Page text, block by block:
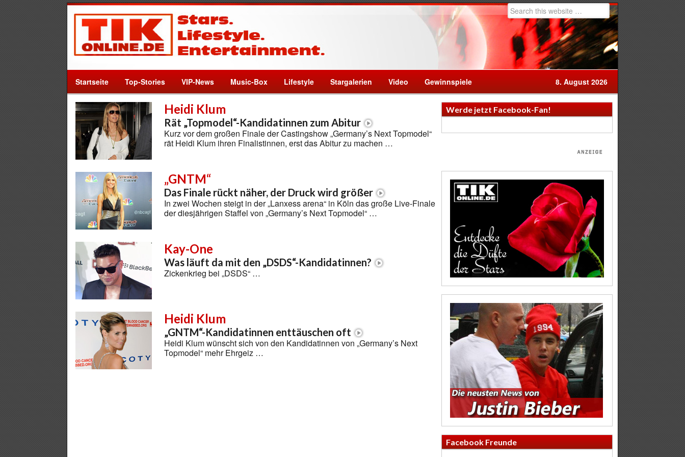
Startseite Top-Stories VIP-News Music-Box Lifestyle Stargalerien Video Gewinnspiele 8. August 2026
Heidi Klum
Rät „Topmodel“-Kandidatinnen zum Abitur
Kurz vor dem großen Finale der Castingshow „Germany’s Next Topmodel“
rät Heidi Klum ihren Finalistinnen, erst das Abitur zu machen …
„GNTM“
Das Finale rückt näher, der Druck wird größer
In zwei Wochen steigt in der „Lanxess arena“ in Köln das große Live-Finale
der diesjährigen Staffel von „Germany’s Next Topmodel“ …
Kay-One
Was läuft da mit den „DSDS“-Kandidatinnen?
Zickenkrieg bei „DSDS“ …
Heidi Klum
„GNTM“-Kandidatinnen enttäuschen oft
Heidi Klum wünscht sich von den Kandidatinnen von „Germany’s Next
Topmodel“ mehr Ehrgeiz …
Werde jetzt Facebook-Fan!
Facebook Freunde